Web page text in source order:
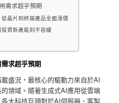
需求超乎預期
晶片到終端產品全面漲價
資新產能刻不容緩
求超乎預期
盛況，最核心的驅動力來自於AI
領域。隨著生成式AI應用從雲端
大科技巨頭對於AI伺服器、客製